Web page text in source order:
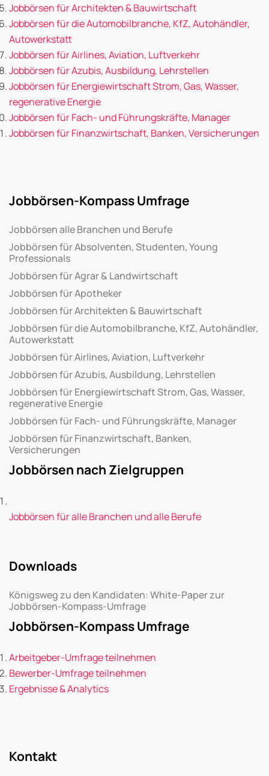
Jobbörsen für Architekten & Bauwirtschaft
Jobbörsen für die Automobilbranche, KfZ, Autohändler,
Autowerkstatt
Jobbörsen für Airlines, Aviation, Luftverkehr
Jobbörsen für Azubis, Ausbildung, Lehrstellen
Jobbörsen für Energiewirtschaft Strom, Gas, Wasser,
regenerative Energie
Jobbörsen für Fach- und Führungskräfte, Manager
Jobbörsen für Finanzwirtschaft, Banken, Versicherungen
Jobbörsen-Kompass Umfrage
Jobbörsen alle Branchen und Berufe
Jobbörsen für Absolventen, Studenten, Young
Professionals
Jobbörsen für Agrar & Landwirtschaft
Jobbörsen für Apotheker
Jobbörsen für Architekten & Bauwirtschaft
Jobbörsen für die Automobilbranche, KfZ, Autohändler,
Autowerkstatt
Jobbörsen für Airlines, Aviation, Luftverkehr
Jobbörsen für Azubis, Ausbildung, Lehrstellen
Jobbörsen für Energiewirtschaft Strom, Gas, Wasser,
regenerative Energie
Jobbörsen für Fach- und Führungskräfte, Manager
Jobbörsen für Finanzwirtschaft, Banken,
Versicherungen
Jobbörsen nach Zielgruppen
Jobbörsen für alle Branchen und alle Berufe
Downloads
Königsweg zu den Kandidaten: White-Paper zur
Jobbörsen-Kompass-Umfrage
Jobbörsen-Kompass Umfrage
Arbeitgeber-Umfrage teilnehmen
Bewerber-Umfrage teilnehmen
Ergebnisse & Analytics
Kontakt